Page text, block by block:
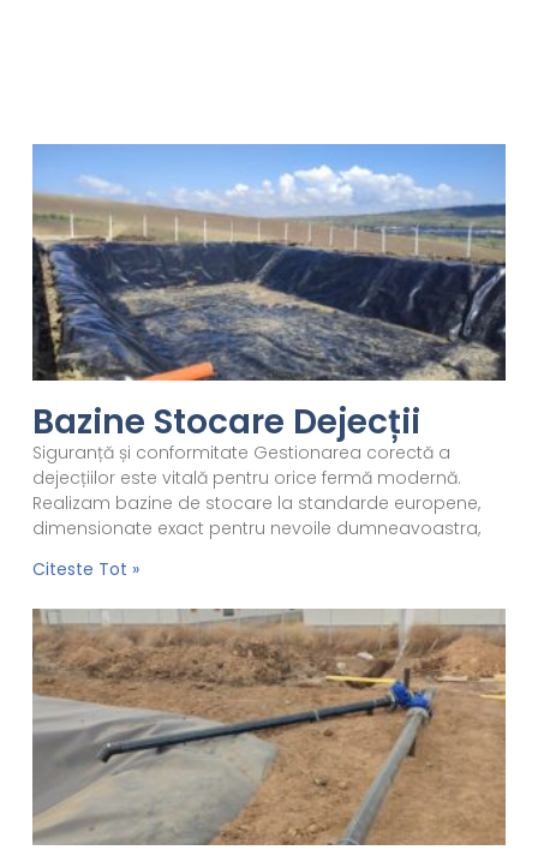
Bazine Stocare Dejecții
Siguranță și conformitate Gestionarea corectă a
dejecțiilor este vitală pentru orice fermă modernă.
Realizam bazine de stocare la standarde europene,
dimensionate exact pentru nevoile dumneavoastra,
Citeste Tot »